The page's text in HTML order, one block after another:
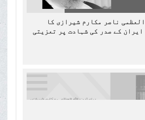
ناصر مکارم شیرازی کا
ایران کے صدر کی شہادت پر تعزیتی